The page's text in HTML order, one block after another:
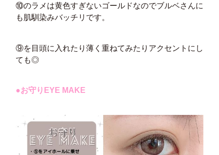
⑩のラメは黄色すぎないゴールドなのでブルベさんに
も肌馴染みバッチリです。
⑨を目頭に入れたり薄く重ねてみたりアクセントにし
ても◎
●お守りEYE MAKE